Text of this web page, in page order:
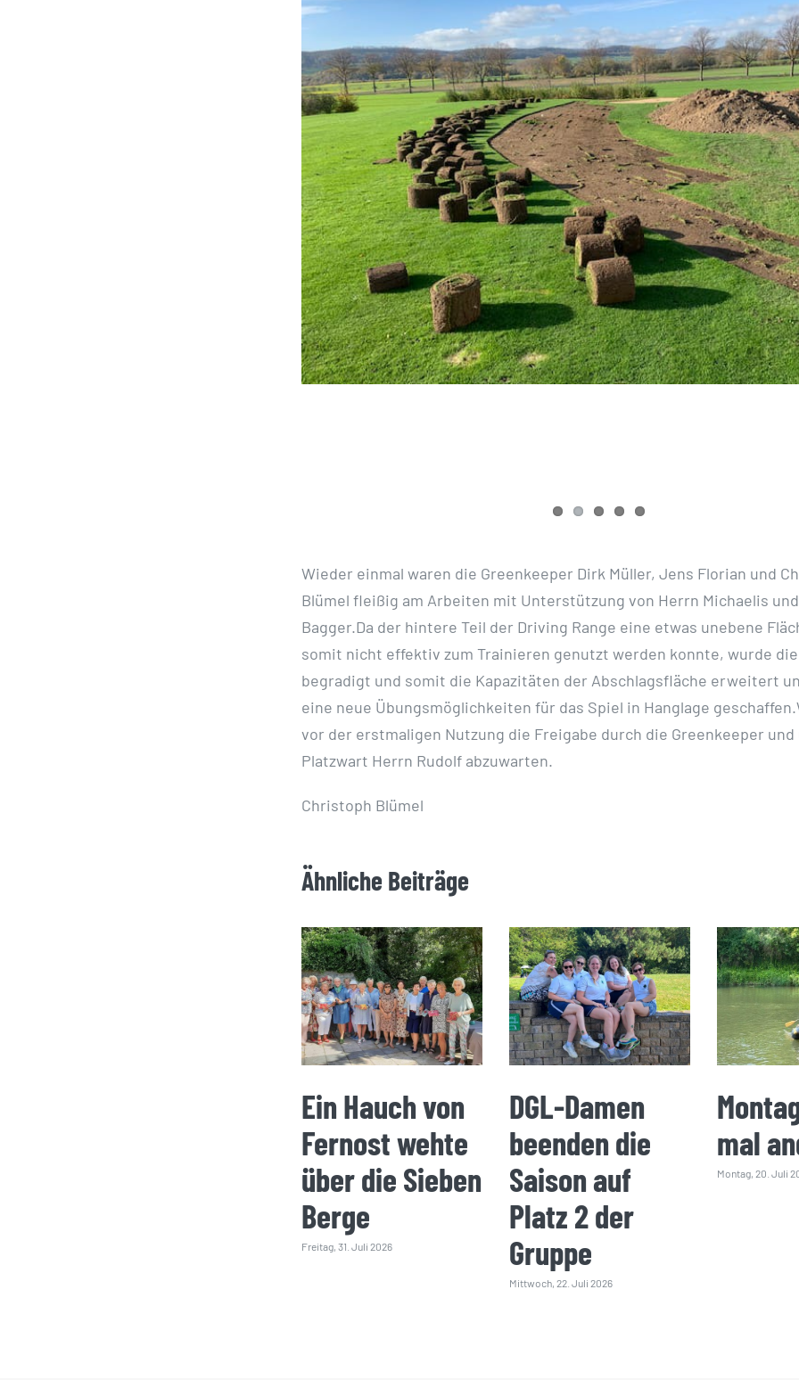
Wieder einmal waren die Greenkeeper Dirk Müller, Jens Florian und
Blümel fleißig am Arbeiten mit Unterstützung von Herrn Michaelis
Bagger.Da der hintere Teil der Driving Range eine etwas unebene
somit nicht effektiv zum Trainieren genutzt werden konnte, wurde die
begradigt und somit die Kapazitäten der Abschlagsfläche erweitert
eine neue Übungsmöglichkeiten für das Spiel in Hanglage
vor der erstmaligen Nutzung die Freigabe durch die Greenkeeper und
Platzwart Herrn Rudolf abzuwarten.
Christoph Blümel
Ähnliche Beiträge
Ein Hauch von
Fernost wehte
über die Sieben
Berge
Freitag, 31. Juli 2026
DGL-Damen
beenden die
Saison auf
Platz 2 der
Gruppe
Mittwoch, 22. Juli 2026
mal
Montag, 20. Juli